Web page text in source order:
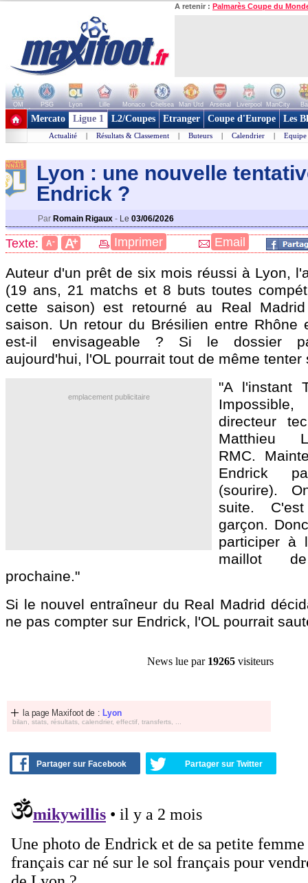
A retenir : Palmarès Coupe du
OM PSG Lyon Lille Monaco Chelsea Man Utd Arsenal Liverpool ManCity
+ de clubs
Mercato Ligue 1 L2/Coupes Etranger Coupe d'Europe Les
Actualité | Résultats & Classement | Buteurs | Calendrier | Equipe
Lyon : une nouvelle
Endrick ?
Par Romain Rigaux - Le 03/06/2026
Texte: A- A+ Imprimer Email
Auteur d'un prêt de six mois réussi à Lyon,
(19 ans, 21 matchs et 8 buts toutes
cette saison) est retourné au Real
saison. Un retour du Brésilien entre Rhône
est-il envisageable ? Si le dossier
aujourd'hui, l'OL pourrait tout de même tenter
emplacement publicitaire
"A l'instant
directeur
Matthieu
RMC.
Endrick
(sourire).
suite.
garçon.
participer à
maillot
prochaine."
Si le nouvel entraîneur du Real Madrid
ne pas compter sur Endrick, l'OL pourrait
News lue par 19265 visiteurs
la page Maxifoot de : Lyon
bilan, stats, résultats, calendrier, effectif, transferts, ...
Partager sur Facebook Partager sur Twitter